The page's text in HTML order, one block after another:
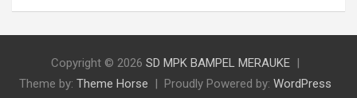
Copyright © 2026 SD MPK BAMPEL MERAUKE
Theme by: Theme Horse Proudly Powered by: WordPress